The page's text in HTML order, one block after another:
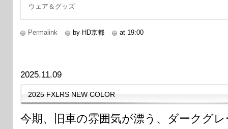
ウェア＆グッズ
Permalink by HD京都 at 19:00
2025.11.09
2025 FXLRS NEW COLOR
今期、旧車の雰囲気が漂う、ダークグ